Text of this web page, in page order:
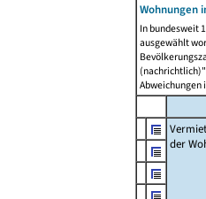
Wohnungen
In bundesweit
ausgewählt
Abweichungen
der